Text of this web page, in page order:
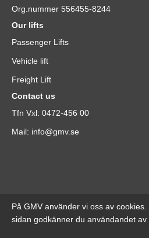
Org.nummer 556455-8244
Our lifts
Passenger Lifts
Vehicle lift
Freight Lift
Contact us
Tfn Vxl: 0472-456 00
Mail: info@gmv.se
På GMV använder vi oss av
sidan godkänner du användandet av